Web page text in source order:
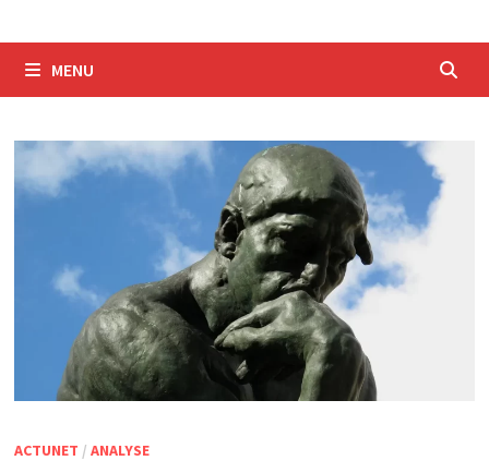
MENU
ACTUNET / ANALYSE